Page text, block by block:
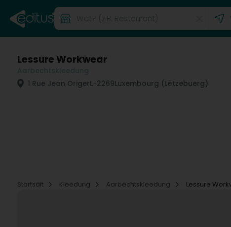
Lessure Workwear
1 Rue Jean OrigerL-2269Luxembourg (Lëtzebuerg)
Startsäit
Kleedung Aarbechtskleedung Lessure